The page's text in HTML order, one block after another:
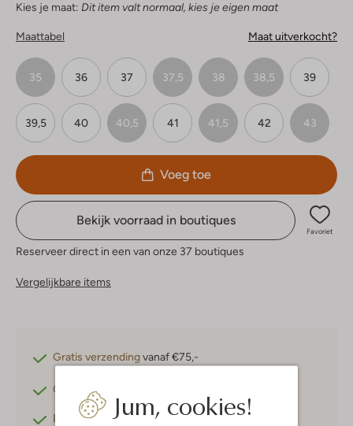
Jum, cookies!
Kies je maat: Dit item valt normaal, kies je eigen maat
Maattabel Maat uitverkocht?
35 36 37 37,5 38 38,5 39
39,5 40 40,5 41 41,5 42 43
Voeg toe
Bekijk voorraad in boutiques
Favoriet
Reserveer direct in een van onze 37 boutiques
Vergelijkbare items
Gratis verzendingvanaf €75,-
Gratis retourneren
Betaal achterafmet Klarna